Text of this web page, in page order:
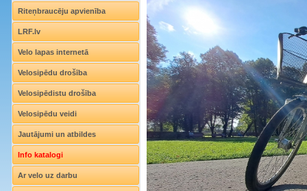
Riteņbraucēju apvienība
LRF.lv
Velo lapas internetā
Velosipēdu drošība
Velosipēdistu drošība
Velosipēdu veidi
Jautājumi un atbildes
Info katalogi
Ar velo uz darbu